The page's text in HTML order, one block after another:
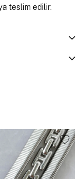
teslim edilir.